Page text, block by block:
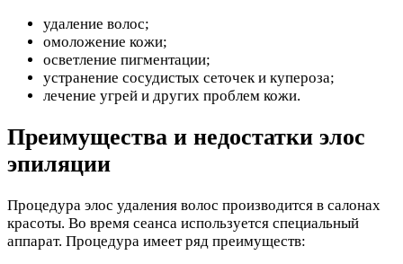
удаление волос;
омоложение кожи;
осветление пигментации;
устранение сосудистых сеточек и купероза;
лечение угрей и других проблем кожи.
Преимущества и недостатки элос
эпиляции
Процедура элос удаления волос производится в салонах
красоты. Во время сеанса используется специальный
аппарат. Процедура имеет ряд преимуществ: